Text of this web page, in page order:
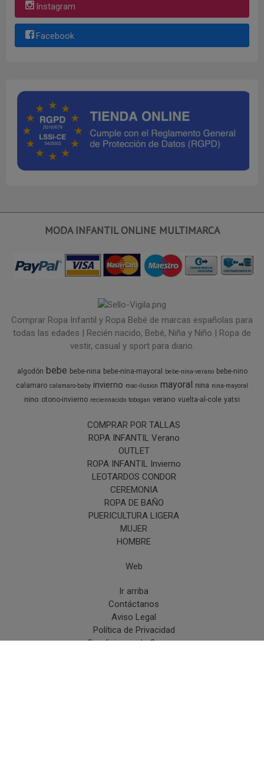
Instagram
Facebook
MODA INFANTIL ONLINE MULTIMARCA
Comprar Ropa Infantil y Ropa Bebé de marcas españolas para
todas las edades | Recién nacido, Bebé, Niña y Niño | Ropa de
vestir, casual y sport para diario.
algodón bebe bebe-nina bebe-nina-mayoral bebe-nina-verano bebe-nino
calamaro calamaro-baby invierno mac-ilusion mayoral nina nina-mayoral
nino otono-invierno reciennacido tobogan verano vuelta-al-cole yatsi
COMPRAR POR TALLAS
ROPA INFANTIL Verano
OUTLET
ROPA INFANTIL Invierno
LEOTARDOS CONDOR
CEREMONIA
ROPA DE BAÑO
PUERICULTURA LIGERA
MUJER
HOMBRE
Web
Ir arriba
Contáctanos
Aviso Legal
Política de Privacidad
Condiciones de Compra